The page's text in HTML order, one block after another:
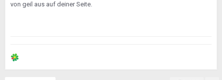
von geil aus auf deiner Seite.